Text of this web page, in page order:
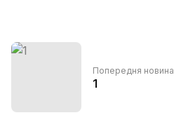
Попередня новина
1